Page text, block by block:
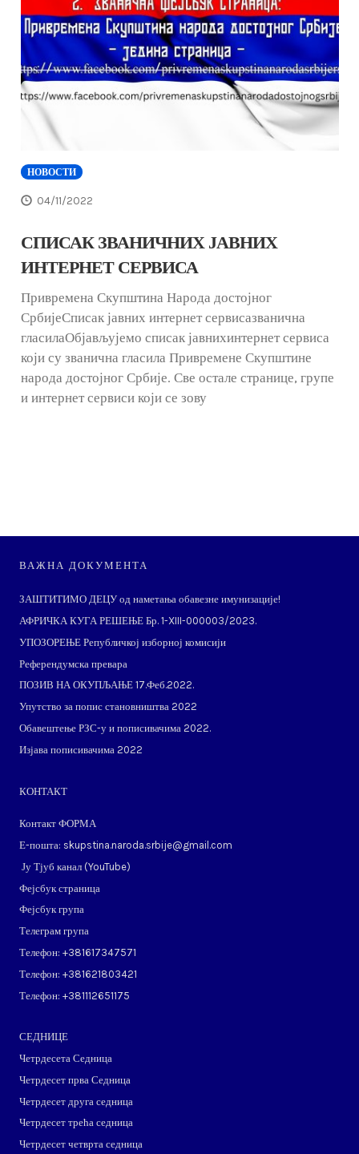
НОВОСТИ
04/11/2022
СПИСАК ЗВАНИЧНИХ ЈАВНИХ
ИНТЕРНЕТ СЕРВИСА
Привремена Скупштина Народа достојног
СрбијеСписак јавних интернет сервисазванична
гласилаОбјављујемо списак јавнихинтернет сервиса
који су званична гласила Привремене Скупштине
народа достојног Србије. Све остале странице, групе
и интернет сервиси који се зову
ВАЖНА ДОКУМЕНТА
ЗАШТИТИМО ДЕЦУ од наметања обавезне имунизације!
АФРИЧКА КУГА РЕШЕЊЕ Бр. 1-XIII-000003/2023.
УПОЗОРЕЊЕ Републичкој изборној комисији
Референдумска превара
ПОЗИВ НА ОКУПЉАЊЕ 17.Феб.2022.
Упутство за попис становништва 2022
Обавештење РЗС-у и пописивачима 2022.
Изјава пописивачима 2022
КОНТАКТ
Контакт ФОРМА
Е-пошта: skupstina.naroda.srbije@gmail.com
Ју Тјуб канал (YouTube)
Фејсбук страница
Фејсбук група
Телеграм група
Телефон: ​+381617347571
Телефон: ​+381621803421
Телефон: ​+381112651175
СЕДНИЦЕ
Четрдесета Седница
Четрдесет прва Седница
Четрдесет друга седница
Четрдесет трећа седница
Четрдесет четврта седница